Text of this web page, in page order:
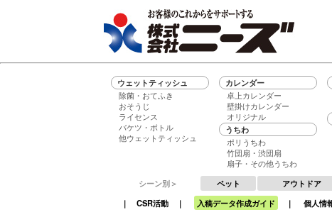
ウェットティッシュ
除菌・おてふき
おそうじ
ライセンス
バケツ・ボトル
他ウェットティッシュ
カレンダー
卓上カレンダー
壁掛けカレンダー
オリジナル
うちわ
ポリうちわ
竹団扇・渋団扇
扇子・その他うちわ
シーン別＞ ペット アウトドア
｜ CSR活動 ｜ 入稿データ作成ガイド ｜ 個人情